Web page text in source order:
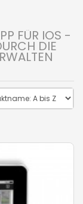
FÜR IOS -
DIE